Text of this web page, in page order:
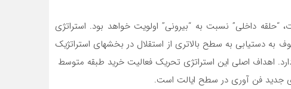
داخلی” نسبت به “بیرونی” اولویت خواهد بود. استراتژی
دستیابی به سطح بالاتری از استقلال در بخشهای استراتژیک
اهداف اصلی این استراتژی تحریک فعالیت خرید طبقه متوسط
جدید فن آوری در سطح ایالت است.